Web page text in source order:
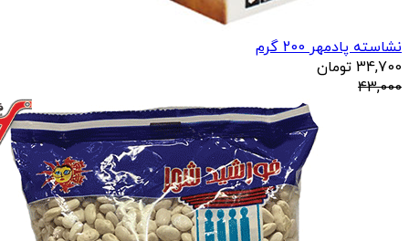
نشاسته پادمهر 200 گرم
34,700 تومان
43,000